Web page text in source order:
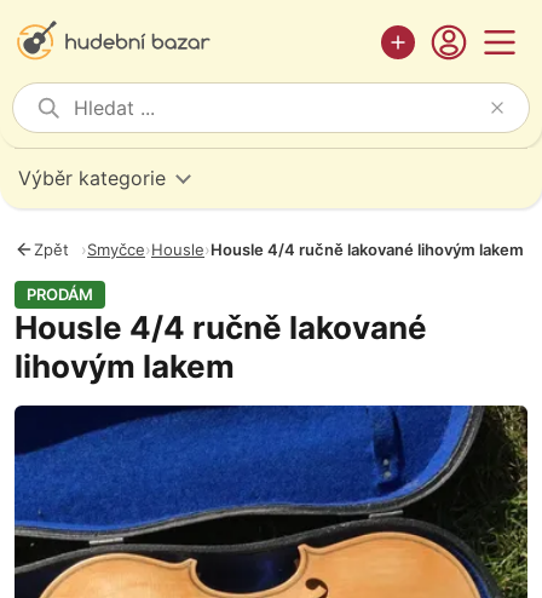
Výběr kategorie
Zpět ›Smyčce›Housle›Housle 4/4 ručně lakované lihovým lakem
PRODÁM
Housle 4/4 ručně lakované
lihovým lakem
Fotografie